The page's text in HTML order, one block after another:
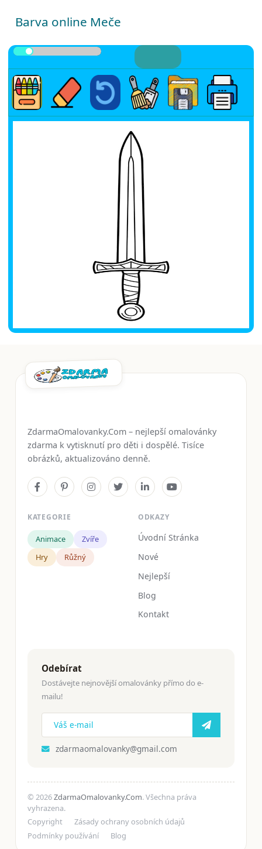
Barva online Meče
ZdarmaOmalovanky.Com – nejlepší omalovánky
zdarma k vytisknutí pro děti i dospělé. Tisíce
obrázků, aktualizováno denně.
KATEGORIE
Animace
Zvíře
Hry
Růžný
ODKAZY
Úvodní Stránka
Nové
Nejlepší
Blog
Kontakt
Odebírat
Dostávejte nejnovější omalovánky přímo do e-
mailu!
zdarmaomalovanky@gmail.com
© 2026ZdarmaOmalovanky.Com. Všechna práva
vyhrazena.
Copyright
Zásady ochrany osobních údajů
Podmínky používání
Blog